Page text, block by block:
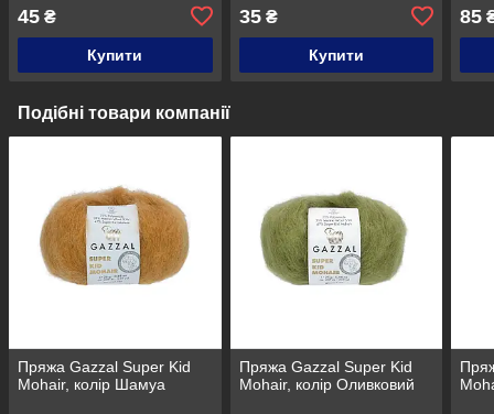
45 ₴
Купити
35₴
Купити
85
Подібні товари компанії
Пряжа Gazzal Super Kid
Mohair, колір Шамуа
Пряжа Gazzal Super Kid
Mohair, колір Оливковий